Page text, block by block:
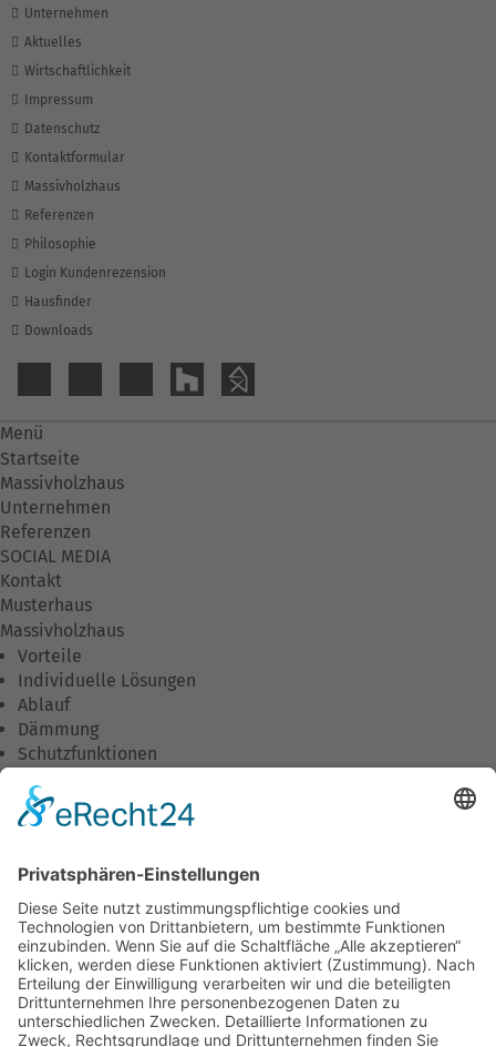
Unternehmen
Aktuelles
Wirtschaftlichkeit
Impressum
Datenschutz
Kontaktformular
Massivholzhaus
Referenzen
Philosophie
Login Kundenrezension
Hausfinder
Downloads
Menü
Startseite
Massivholzhaus
Unternehmen
Referenzen
SOCIAL MEDIA
Kontakt
Musterhaus
Massivholzhaus
Vorteile
Individuelle Lösungen
Ablauf
Dämmung
Schutzfunktionen
Umweltschutz
Wohnkomfort
Unsere Philosophie
Was wir tun
Unser Team
Stellenangebote
Ausbildung/Praktika
Aktuelles